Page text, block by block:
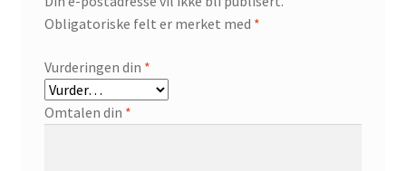
Obligatoriske felt er merket med *
Vurderingen din *
Omtalen din *